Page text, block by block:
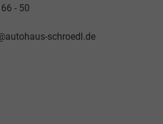
- 50
schroedl.de